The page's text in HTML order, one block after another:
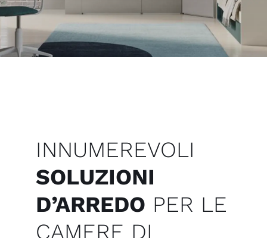
INNUMEREVOLI
SOLUZIONI
D’ARREDO PER LE
CAMERE DI